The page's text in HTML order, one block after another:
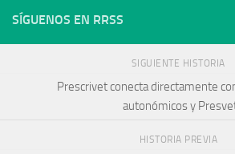
SÍGUENOS EN RRSS
SIGUIENTE HISTORIA
Prescrivet conecta directamente
autonómicos y
HISTORIA PREVIA